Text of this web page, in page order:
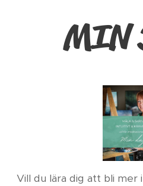
MIN
Vill du lära dig att bli mer